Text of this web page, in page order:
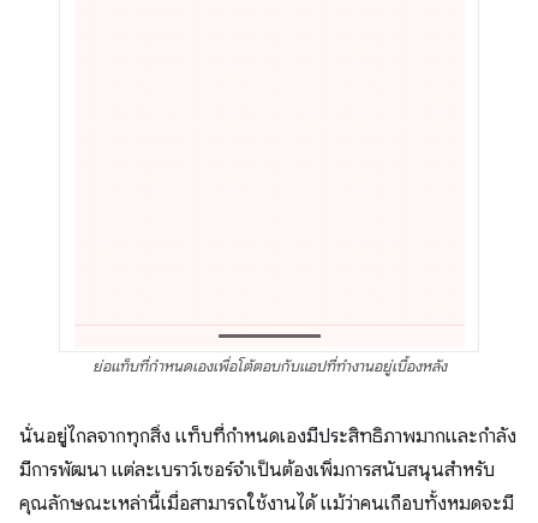
ย่อแท็บที่กำหนดเองเพื่อโต้ตอบกับแอปที่ทำงานอยู่เบื้องหลัง
นั่นอยู่ไกลจากทุกสิ่ง แท็บที่กำหนดเองมีประสิทธิภาพมากและกำลัง
มีการพัฒนา แต่ละเบราว์เซอร์จำเป็นต้องเพิ่มการสนับสนุนสำหรับ
คุณลักษณะเหล่านี้เมื่อสามารถใช้งานได้ แม้ว่าคนเกือบทั้งหมดจะมี